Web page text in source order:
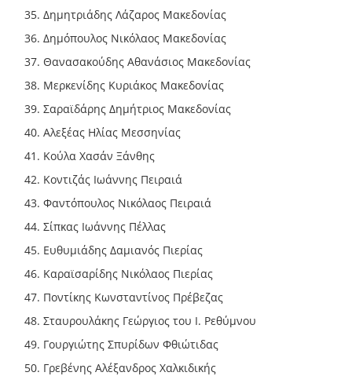
Δημητριάδης Λάζαρος Μακεδονίας
Δημόπουλος Νικόλαος Μακεδονίας
Θανασακούδης Αθανάσιος Μακεδονίας
Μερκενίδης Κυριάκος Μακεδονίας
Σαραϊδάρης Δημήτριος Μακεδονίας
Αλεξέας Ηλίας Μεσσηνίας
Κούλα Χασάν Ξάνθης
Κοντιζάς Ιωάννης Πειραιά
Φαντόπουλος Νικόλαος Πειραιά
Σίπκας Ιωάννης Πέλλας
Ευθυμιάδης Δαμιανός Πιερίας
Καραϊσαρίδης Νικόλαος Πιερίας
Ποντίκης Κωνσταντίνος Πρέβεζας
Σταυρουλάκης Γεώργιος του Ι. Ρεθύμνου
Γουργιώτης Σπυρίδων Φθιώτιδας
Γρεβένης Αλέξανδρος Χαλκιδικής